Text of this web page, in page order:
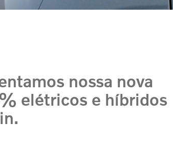
nossa nova
elétricos e híbridos